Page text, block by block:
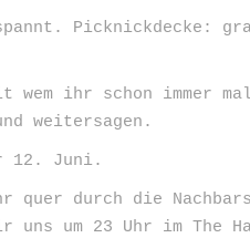
Picknickdecke:
wem ihr schon immer
weitersagen.
12. Juni.
quer durch die
uns um 23 Uhr imThe